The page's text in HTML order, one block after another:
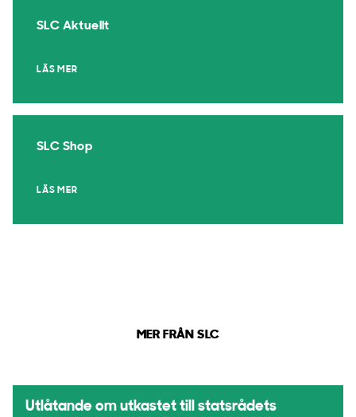
SLC Aktuellt
LÄS MER
SLC Shop
LÄS MER
MER FRÅN SLC
Utlåtande om utkastet till statsrådets